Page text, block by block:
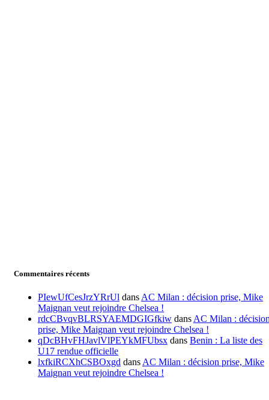
Commentaires récents
PIewUfCesJrzYRrUl dans AC Milan : décision prise, Mike
Maignan veut rejoindre Chelsea !
rdcCBvqvBLRSYAEMDGIGfkiw dans AC Milan :
prise, Mike Maignan veut rejoindre Chelsea !
qDcBHvFHJavlVlPEYkMFUbsx dans Benin : La liste des
U17 rendue officielle
lxfkiRCXhCSBOxgd dans AC Milan : décision prise, Mike
Maignan veut rejoindre Chelsea !